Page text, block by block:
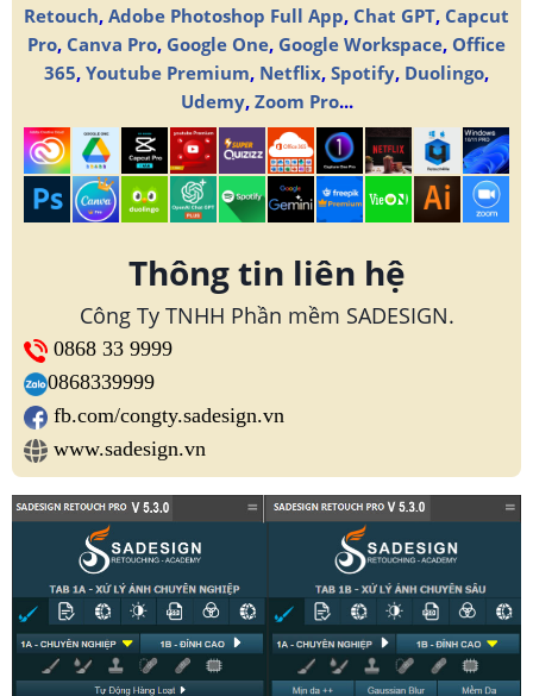
Retouch, Adobe Photoshop Full App, Chat GPT, Capcut
Pro, Canva Pro, Google One, Google Workspace, Office
365, Youtube Premium, Netflix, Spotify, Duolingo,
Udemy, Zoom Pro...
Thông tin liên hệ
Công Ty TNHH Phần mềm SADESIGN.
0868 33 9999
0868339999
fb.com/congty.sadesign.vn
www.sadesign.vn